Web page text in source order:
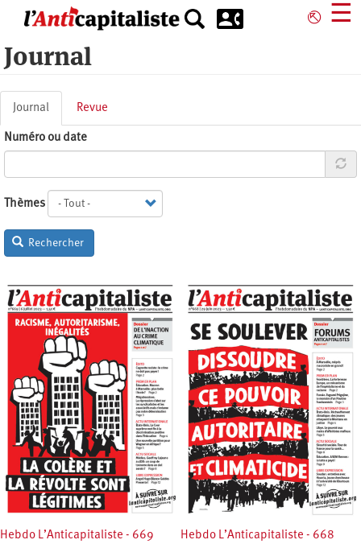
principal
⎋ ☰
Journal
Onglets
principaux
Journal (onglet
actif)
Revue
Numéro ou date
Thèmes
Rechercher
Hebdo L’Anticapitaliste - 669
Hebdo L’Anticapitaliste - 668